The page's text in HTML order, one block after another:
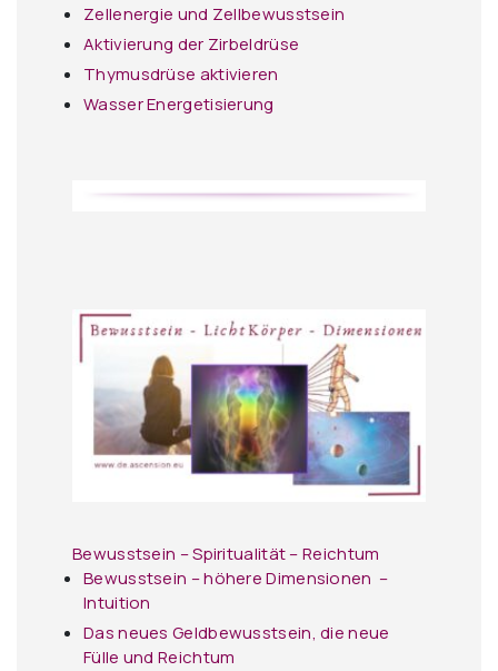
Zellenergie und Zellbewusstsein
Aktivierung der Zirbeldrüse
Thymusdrüse aktivieren
Wasser Energetisierung
Bewusstsein – Spiritualität – Reichtum
Bewusstsein – höhere Dimensionen –
Intuition
Das neues Geldbewusstsein, die neue
Fülle und Reichtum